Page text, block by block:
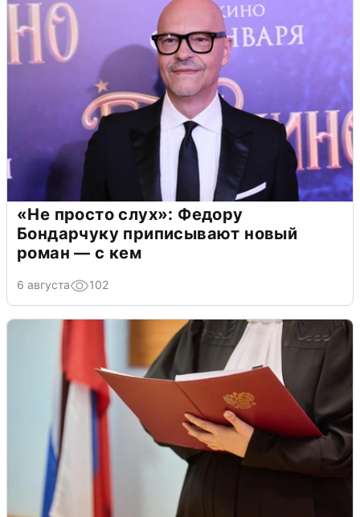
«Не просто слух»: Федору
Бондарчуку приписывают новый
роман — с кем
6 августа 102